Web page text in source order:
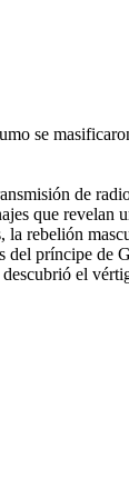
se
de
que
rebelión
príncipe de
el